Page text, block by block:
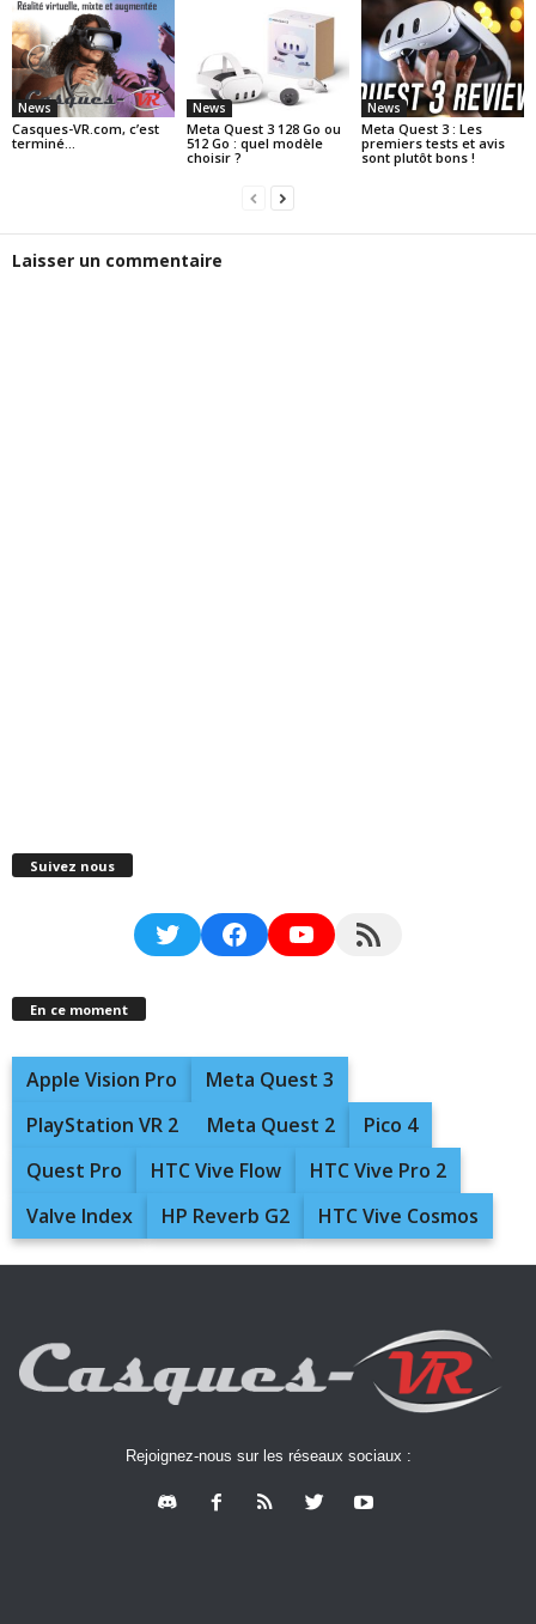
News
Casques-VR.com, c’est
terminé…
News
Meta Quest 3 128 Go ou
512 Go : quel modèle
choisir ?
News
Meta Quest 3 : Les
premiers tests et avis
sont plutôt bons !
Laisser un commentaire
Suivez nous
TwitterFacebookYouTubeRSS Feed
En ce moment
Apple Vision Pro
Meta Quest 3
PlayStation VR 2
Meta Quest 2
Pico 4
Quest Pro
HTC Vive Flow
HTC Vive Pro 2
Valve Index
HP Reverb G2 HTC Vive Cosmos
Rejoignez-nous sur les réseaux sociaux :